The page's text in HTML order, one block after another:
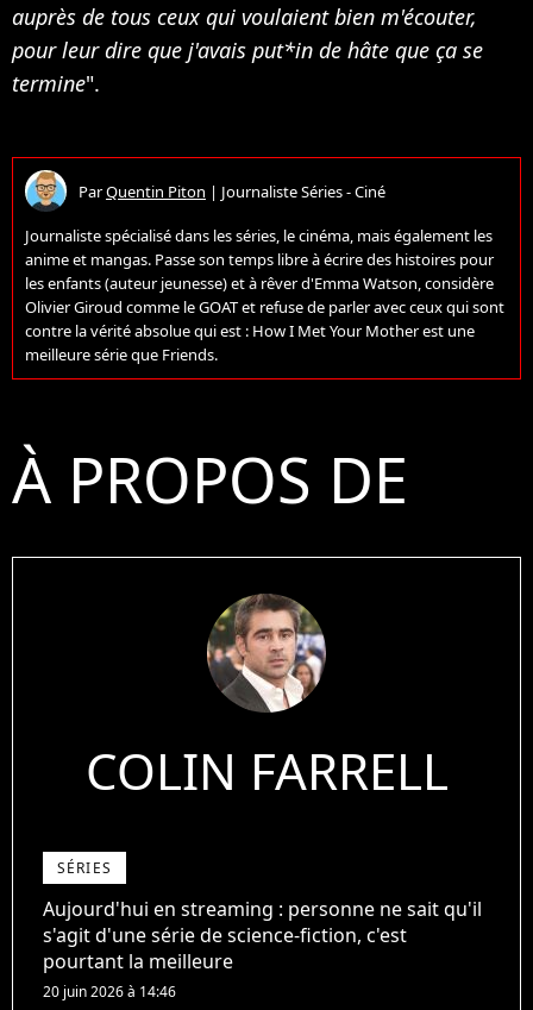
auprès de tous ceux qui voulaient bien m'écouter,
pour leur dire que j'avais put*in de hâte que ça se
termine".
ParQuentin Piton | Journaliste Séries - Ciné
Journaliste spécialisé dans les séries, le cinéma, mais également les
anime et mangas. Passe son temps libre à écrire des histoires pour
les enfants (auteur jeunesse) et à rêver d'Emma Watson, considère
Olivier Giroud comme le GOAT et refuse de parler avec ceux qui sont
contre la vérité absolue qui est : How I Met Your Mother est une
meilleure série que Friends.
À PROPOS DE
COLIN FARRELL
SÉRIES
Aujourd'hui en streaming : personne ne sait qu'il
s'agit d'une série de science-fiction, c'est
pourtant la meilleure
20 juin 2026 à 14:46